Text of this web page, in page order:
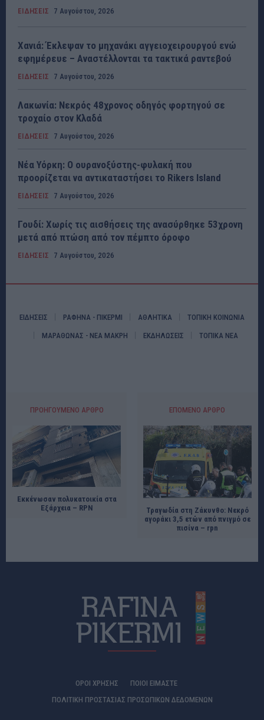
ΕΙΔΗΣΕΙΣ 7 Αυγούστου, 2026
Χανιά: Έκλεψαν το μηχανάκι αγγειοχειρουργού ενώ
εφημέρευε – Αναστέλλονται τα τακτικά ραντεβού
ΕΙΔΗΣΕΙΣ 7 Αυγούστου, 2026
Λακωνία: Νεκρός 48χρονος οδηγός φορτηγού σε
τροχαίο στον Κλαδά
ΕΙΔΗΣΕΙΣ 7 Αυγούστου, 2026
Νέα Υόρκη: Ο ουρανοξύστης-φυλακή που
προορίζεται να αντικαταστήσει το Rikers Island
ΕΙΔΗΣΕΙΣ 7 Αυγούστου, 2026
Γουδί: Χωρίς τις αισθήσεις της ανασύρθηκε 53χρονη
μετά από πτώση από τον πέμπτο όροφο
ΕΙΔΗΣΕΙΣ 7 Αυγούστου, 2026
ΕΙΔΗΣΕΙΣ ΡΑΦΗΝΑ - ΠΙΚΕΡΜΙ ΑΘΛΗΤΙΚΑ ΤΟΠΙΚΗ ΚΟΙΝΩΝΙΑ
ΜΑΡΑΘΩΝΑΣ - ΝΕΑ ΜΑΚΡΗ ΕΚΔΗΛΩΣΕΙΣ ΤΟΠΙΚΑ ΝΕΑ
ΠΡΟΗΓΟΎΜΕΝΟ ΆΡΘΡΟ
Εκκένωσαν πολυκατοικία στα
Εξάρχεια – RPN
ΕΠΌΜΕΝΟ ΆΡΘΡΟ
Τραγωδία στη Ζάκυνθο: Νεκρό
αγοράκι 3,5 ετών από πνιγμό σε
πισίνα – rpn
ΟΡΟΙ ΧΡΗΣΗΣ
ΠΟΙΟΊ ΕΊΜΑΣΤΕ
ΠΟΛΙΤΙΚΗ ΠΡΟΣΤΑΣΙΑΣ ΠΡΟΣΩΠΙΚΩΝ ΔΕΔΟΜΕΝΩΝ